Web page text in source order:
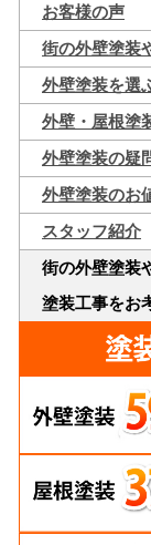
お客様の声
街の外壁塗装
外壁塗装を選
外壁・屋根塗
外壁塗装の疑
外壁塗装のお
スタッフ紹介
街の外壁塗装
塗装工事をお